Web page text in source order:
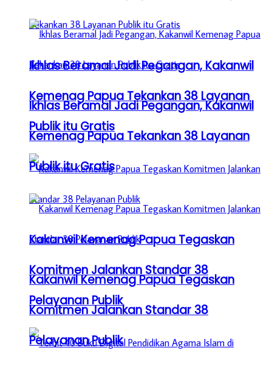
Ikhlas Beramal Jadi Pegangan, Kakanwil
Kemenag Papua Tekankan 38 Layanan
Publik itu Gratis
Kakanwil Kemenag Papua Tegaskan
Komitmen Jalankan Standar 38
Pelayanan Publik
Ikhlas Beramal Jadi Pegangan, Kakanwil
Kemenag Papua Tekankan 38 Layanan
Publik itu Gratis
Kakanwil Kemenag Papua Tegaskan
Komitmen Jalankan Standar 38
Pelayanan Publik